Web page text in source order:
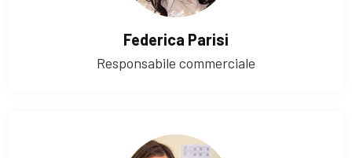
Federica Parisi
Responsabile commerciale